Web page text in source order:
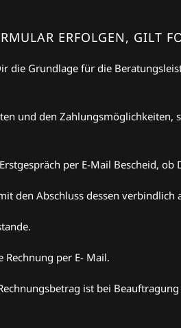
ERFOLGEN, GILT
Grundlage für die
und den
per E-Mail Bescheid,
den Abschluss dessen verbindlich
per E- Mail.
ist bei